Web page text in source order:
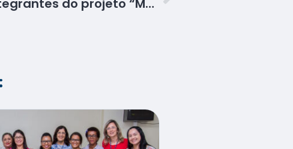
Senac certifica integrantes do projeto “Mulheres em ação”